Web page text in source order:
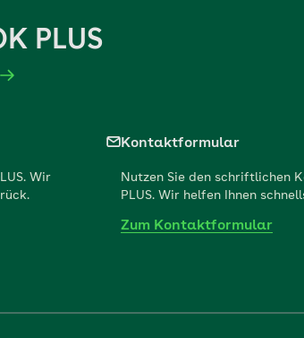
PLUS
Wir
Kontaktformular
Nutzen Sie den schriftlichen
PLUS. Wir helfen Ihnen
Zum Kontaktformular